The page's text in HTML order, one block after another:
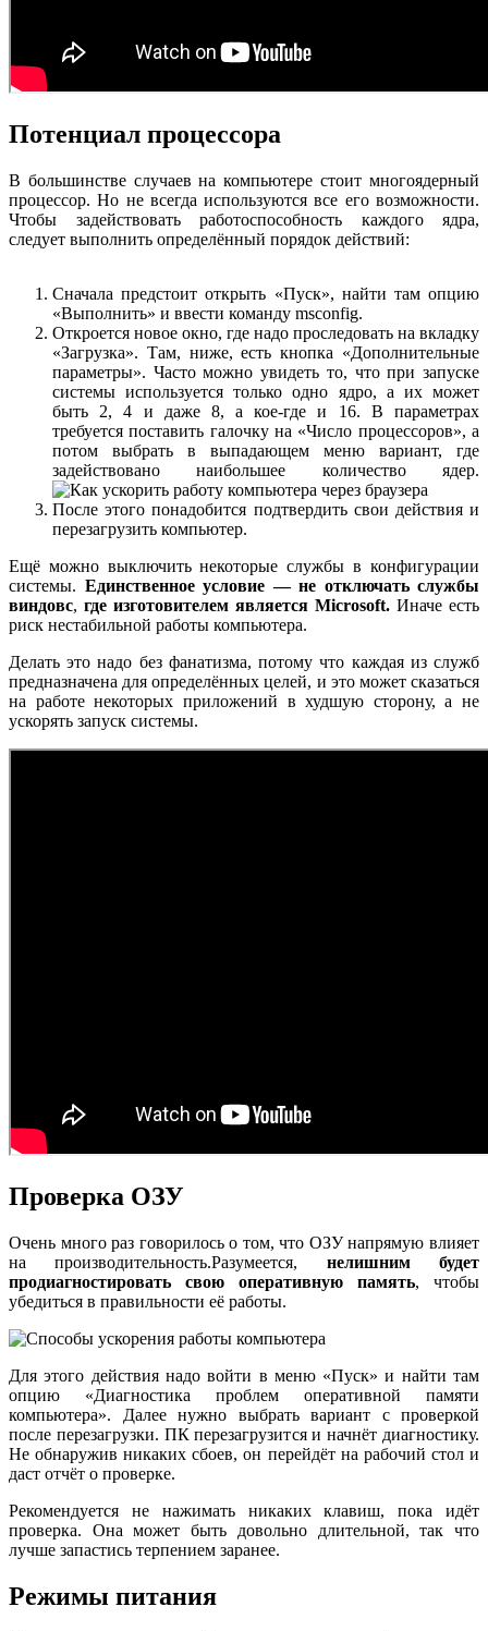
Потенциал процессора
В большинстве случаев на компьютере стоит многоядерный
процессор. Но не всегда используются все его возможности.
Чтобы задействовать работоспособность каждого ядра,
следует выполнить определённый порядок действий:
Сначала предстоит открыть «Пуск», найти там опцию
«Выполнить» и ввести команду msconfig.
Откроется новое окно, где надо проследовать на вкладку
«Загрузка». Там, ниже, есть кнопка «Дополнительные
параметры». Часто можно увидеть то, что при запуске
системы используется только одно ядро, а их может
быть 2, 4 и даже 8, а кое-где и 16. В параметрах
требуется поставить галочку на «Число процессоров», а
потом выбрать в выпадающем меню вариант, где
задействовано наибольшее количество ядер.
После этого понадобится подтвердить свои действия и
перезагрузить компьютер.
Ещё можно выключить некоторые службы в конфигурации
системы. Единственное условие — не отключать службы
виндовс, где изготовителем является Microsoft. Иначе есть
риск нестабильной работы компьютера.
Делать это надо без фанатизма, потому что каждая из служб
предназначена для определённых целей, и это может сказаться
на работе некоторых приложений в худшую сторону, а не
ускорять запуск системы.
Проверка ОЗУ
Очень много раз говорилось о том, что ОЗУ напрямую влияет
на производительность.Разумеется, нелишним будет
продиагностировать свою оперативную память, чтобы
убедиться в правильности её работы.
Для этого действия надо войти в меню «Пуск» и найти там
опцию «Диагностика проблем оперативной памяти
компьютера». Далее нужно выбрать вариант с проверкой
после перезагрузки. ПК перезагрузится и начнёт диагностику.
Не обнаружив никаких сбоев, он перейдёт на рабочий стол и
даст отчёт о проверке.
Рекомендуется не нажимать никаких клавиш, пока идёт
проверка. Она может быть довольно длительной, так что
лучше запастись терпением заранее.
Режимы питания